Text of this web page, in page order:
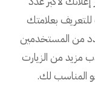
بعلامتك
من المستخدمين
مزيد من الزيارت
المناسب لك.